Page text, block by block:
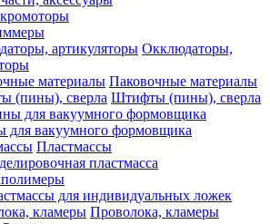
Окклюдаторы,
Паковочные материалы
Штифты (пины), сверла
для вакуумного формовщика
Пластмассы
пластмасса
для индивидуальных ложек
Проволока, кламеры